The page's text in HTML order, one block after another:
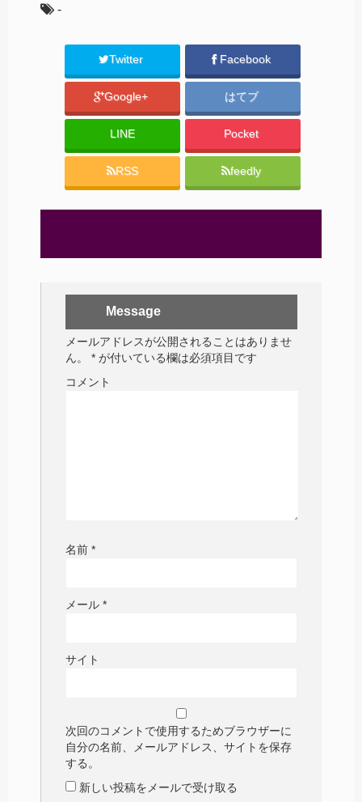
-
Twitter Facebook
Google+ はてブ
LINE Pocket
RSS feedly
Message
メールアドレスが公開されることはありませ
ん。
* が付いている欄は必須項目です
コメント
名前 *
メール *
サイト
次回のコメントで使用するためブラウザーに
自分の名前、メールアドレス、サイトを保存
する。
新しい投稿をメールで受け取る